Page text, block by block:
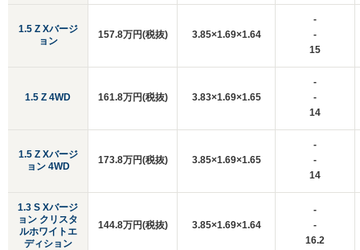
1.5 Z Xバージ
ョン
1.5 Z 4WD
1.5 Z Xバージ
ョン 4WD
1.3 S Xバージ
ョン クリスタ
ルホワイトエ
ディション
157.8万円(税抜) 3.85×1.69×1.64
-
-
15
161.8万円(税抜) 3.83×1.69×1.65
-
-
14
173.8万円(税抜) 3.85×1.69×1.65
-
-
14
144.8万円(税抜) 3.85×1.69×1.64
-
-
16.2